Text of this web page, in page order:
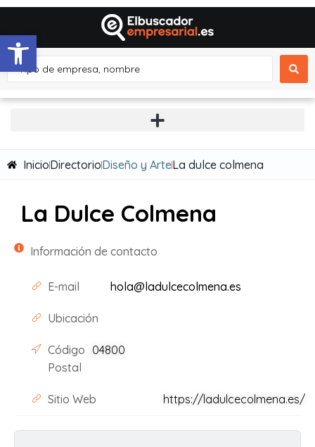
Abrir barra de herramientas
InicioDirectorioDiseño y ArteLa dulce colmena
La Dulce Colmena
Información de contacto
E-mail hola@ladulcecolmena.es
Ubicación
Código
Postal
04800
Sitio Web https://ladulcecolmena.es/